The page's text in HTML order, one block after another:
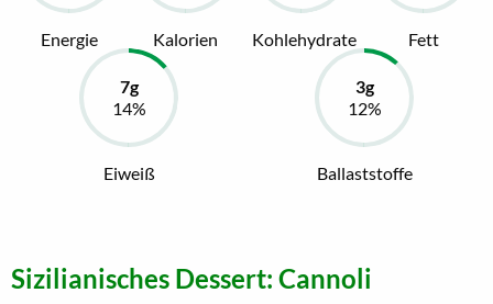
Energie Kalorien Kohlehydrate Fett
Eiweiß Ballaststoffe
Sizilianisches Dessert: Cannoli